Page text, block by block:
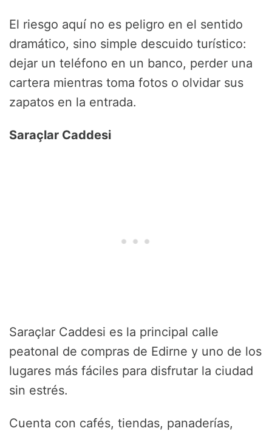
El riesgo aquí no es peligro en el sentido
dramático, sino simple descuido turístico:
dejar un teléfono en un banco, perder una
cartera mientras toma fotos o olvidar sus
zapatos en la entrada.
Saraçlar Caddesi
Saraçlar Caddesi es la principal calle
peatonal de compras de Edirne y uno de los
lugares más fáciles para disfrutar la ciudad
sin estrés.
Cuenta con cafés, tiendas, panaderías,